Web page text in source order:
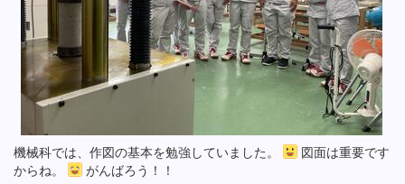
機械科では、作図の基本を勉強していました。
図面は重要です
からね。
がんばろう！！